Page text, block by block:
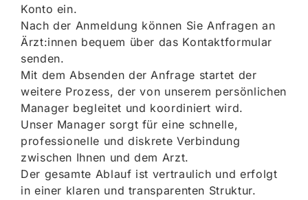
Konto ein.
Nach der Anmeldung können Sie Anfragen an
Ärzt:innen bequem über das Kontaktformular
senden.
Mit dem Absenden der Anfrage startet der
weitere Prozess, der von unserem persönlichen
Manager begleitet und koordiniert wird.
Unser Manager sorgt für eine schnelle,
professionelle und diskrete Verbindung
zwischen Ihnen und dem Arzt.
Der gesamte Ablauf ist vertraulich und erfolgt
in einer klaren und transparenten Struktur.